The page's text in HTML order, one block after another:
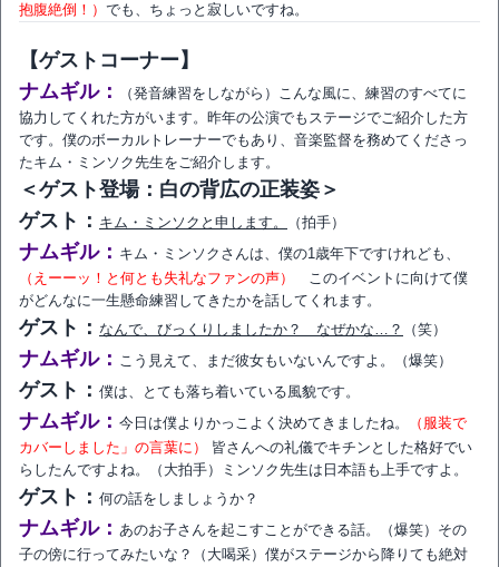
抱腹絶倒！） でも、ちょっと寂しいですね。
【ゲストコーナー】
ナムギル：
（発音練習をしながら）こんな風に、練習のすべてに
協力してくれた方がいます。昨年の公演でもステージでご紹介した方
です。僕のボーカルトレーナーでもあり、音楽監督を務めてくださっ
たキム・ミンソク先生をご紹介します。
＜ゲスト登場：白の背広の正装姿＞
ゲスト： キム・ミンソクと申します。 （拍手）
ナムギル： キム・ミンソクさんは、僕の1歳年下ですけれども、
（えーーッ！と何とも失礼なファンの声）
このイベントに向けて僕
がどんなに一生懸命練習してきたかを話してくれます。
ゲスト： なんで、びっくりしましたか？ なぜかな…？ （笑）
ナムギル： こう見えて、まだ彼女もいないんですよ。（爆笑）
ゲスト： 僕は、とても落ち着いている風貌です。
ナムギル： 今日は僕よりかっこよく決めてきましたね。
（服装で
カバーしました」の言葉に）
皆さんへの礼儀でキチンとした格好でい
らしたんですよね。（大拍手）ミンソク先生は日本語も上手ですよ。
ゲスト： 何の話をしましょうか？
ナムギル： あのお子さんを起こすことができる話。（爆笑）その
子の傍に行ってみたいな？（大喝采）僕がステージから降りても絶対